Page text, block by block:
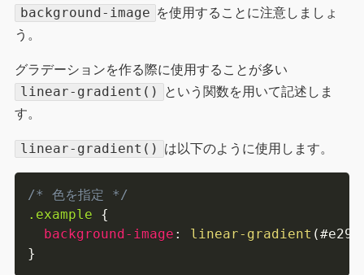
background-image を使用することに注意しましょ
う。
グラデーションを作る際に使用することが多い
linear-gradient()
という関数を用いて記述しま
す。
linear-gradient() は以下のように使用します。
/* 色を指定 */
.example
{
background-image : linear-gradient (
}